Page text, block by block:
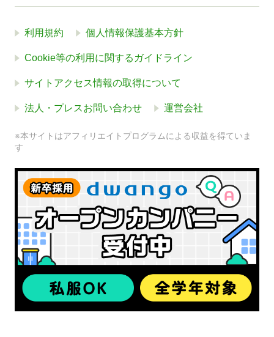
利用規約 個人情報保護基本方針
Cookie等の利用に関するガイドライン
サイトアクセス情報の取得について
法人・プレスお問い合わせ 運営会社
※本サイトはアフィリエイトプログラムによる収益を得ていま
す